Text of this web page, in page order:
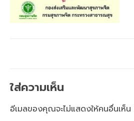
ใส่ความเห็น
อีเมลของคุณจะไม่แสดงให้คนอื่นเห็น